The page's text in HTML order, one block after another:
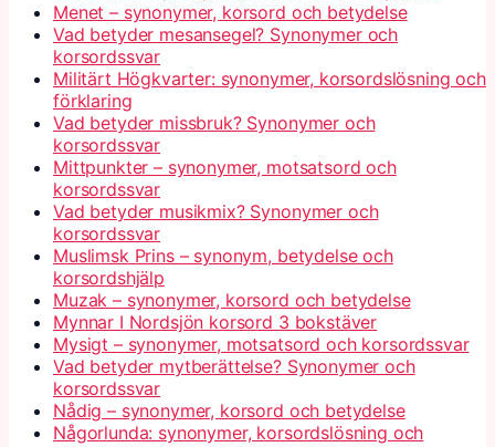
Menet – synonymer, korsord och betydelse
Vad betyder mesansegel? Synonymer och
korsordssvar
Militärt Högkvarter: synonymer, korsordslösning och
förklaring
Vad betyder missbruk? Synonymer och
korsordssvar
Mittpunkter – synonymer, motsatsord och
korsordssvar
Vad betyder musikmix? Synonymer och
korsordssvar
Muslimsk Prins – synonym, betydelse och
korsordshjälp
Muzak – synonymer, korsord och betydelse
Mynnar I Nordsjön korsord 3 bokstäver
Mysigt – synonymer, motsatsord och korsordssvar
Vad betyder mytberättelse? Synonymer och
korsordssvar
Nådig – synonymer, korsord och betydelse
Någorlunda: synonymer, korsordslösning och